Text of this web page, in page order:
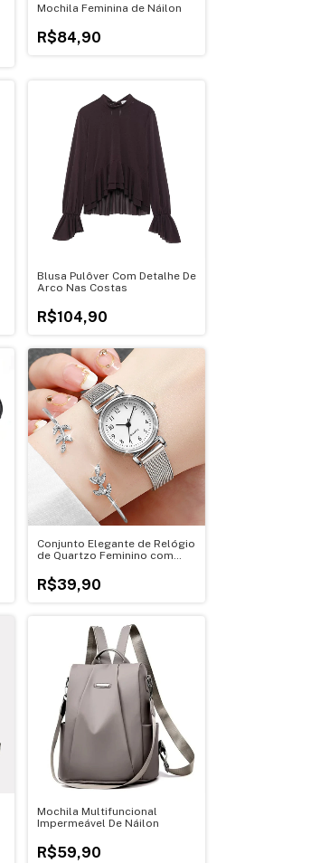
Mochila Feminina de Náilon
R$84,90
Blusa Pulôver Com Detalhe De
Arco Nas Costas
R$104,90
Conjunto Elegante de Relógio
de Quartzo Feminino com
R$39,90
Mochila Multifuncional
Impermeável De Náilon
R$59,90